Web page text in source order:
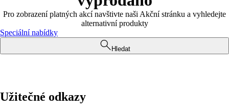
Pro zobrazení platných akcí navštivte naši Akční stránku a vyhledejte
alternativní produkty
Speciální nabídky
Hledat
Užitečné odkazy